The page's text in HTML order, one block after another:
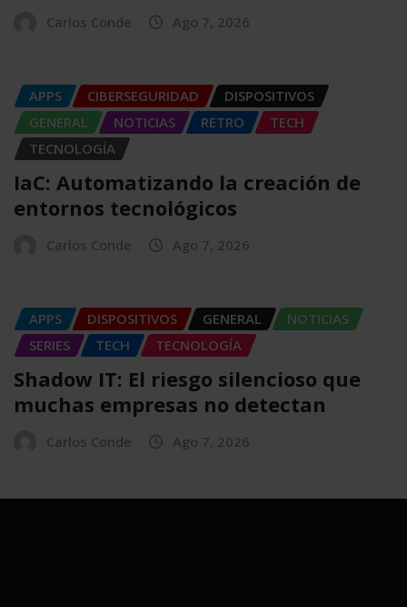
Carlos Conde Ago 7, 2026
APPS CIBERSEGURIDAD
DISPOSITIVOS
GENERAL
NOTICIAS RETRO
TECH
TECNOLOGÍA
IaC: Automatizando la creación de
entornos tecnológicos
Carlos Conde Ago 7, 2026
APPS DISPOSITIVOS GENERAL
NOTICIAS
SERIES
TECH TECNOLOGÍA
Shadow IT: El riesgo silencioso que
muchas empresas no detectan
Carlos Conde Ago 7, 2026